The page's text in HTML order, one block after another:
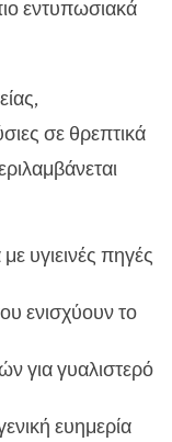
εντυπωσιακά
σε θρεπτικά
υγιεινές πηγές
ενισχύουν το
για γυαλιστερό
ευημερία